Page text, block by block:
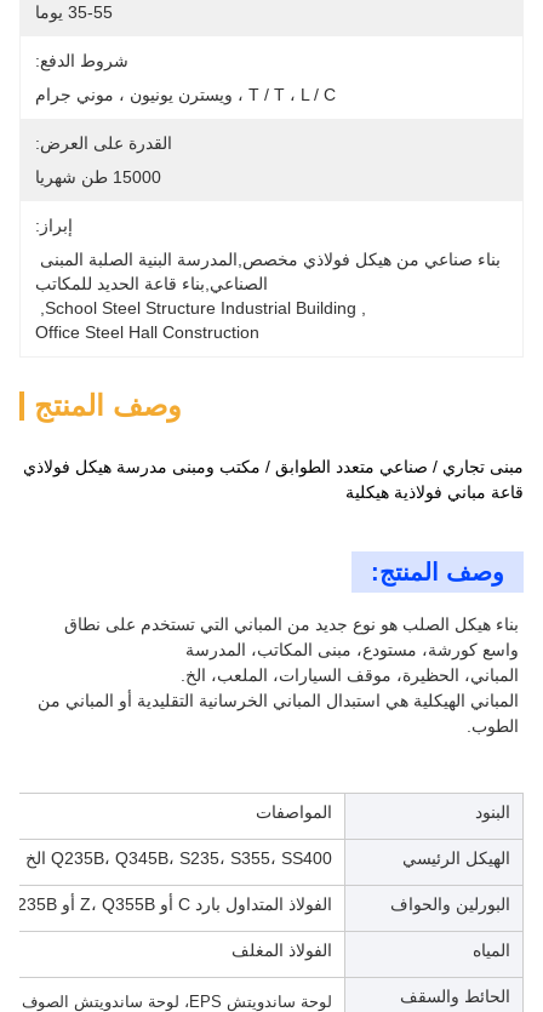
35-55 يوما
شروط الدفع:
T / T ، L / C ، ويسترن يونيون ، موني جرام
القدرة على العرض:
15000 طن شهريا
إبراز:
الصناعي,بناء قاعة الحديد للمكاتب
School Steel Structure Industrial Building
Office Steel Hall Construction
وصف المنتج
مبنى تجاري / صناعي متعدد الطوابق / مكتب ومبنى مدرسة هيكل فولاذي
قاعة مباني فولاذية هيكلية
وصف المنتج:
واسع كورشة، مستودع، مبنى المكاتب، المدرسة
المباني، الحظيرة، موقف السيارات، الملعب، الخ.
الطوب.
البنود المواصفات
الهيكل الرئيسي Q235B، Q345B، S235، S355، SS400 الخ
البورلين والحواف الفولاذ المتداول بارد C أو Z، Q355B أو Q235B
المياه الفولاذ المغلف
الحائط والسقف لوحة ساندويتش EPS، لوحة ساندويتش الصوف المعدني، لوحة ساندويتش PU ولوحة الصلب المموج